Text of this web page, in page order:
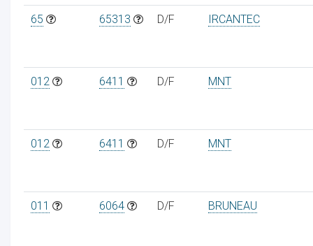
65 65313 D/F IRCANTEC
012 6411 D/F MNT
012 6411 D/F MNT
011 6064 D/F BRUNEAU